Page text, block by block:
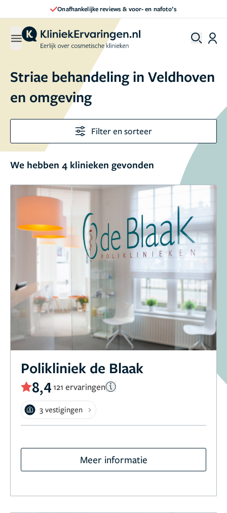
Onafhankelijke reviews & voor- en nafoto’s
Striae behandeling in Veldhoven
en omgeving
Filter en sorteer
We hebben 4 klinieken gevonden
Polikliniek de Blaak
8,4121 ervaringen
3 vestigingen
Meer informatie